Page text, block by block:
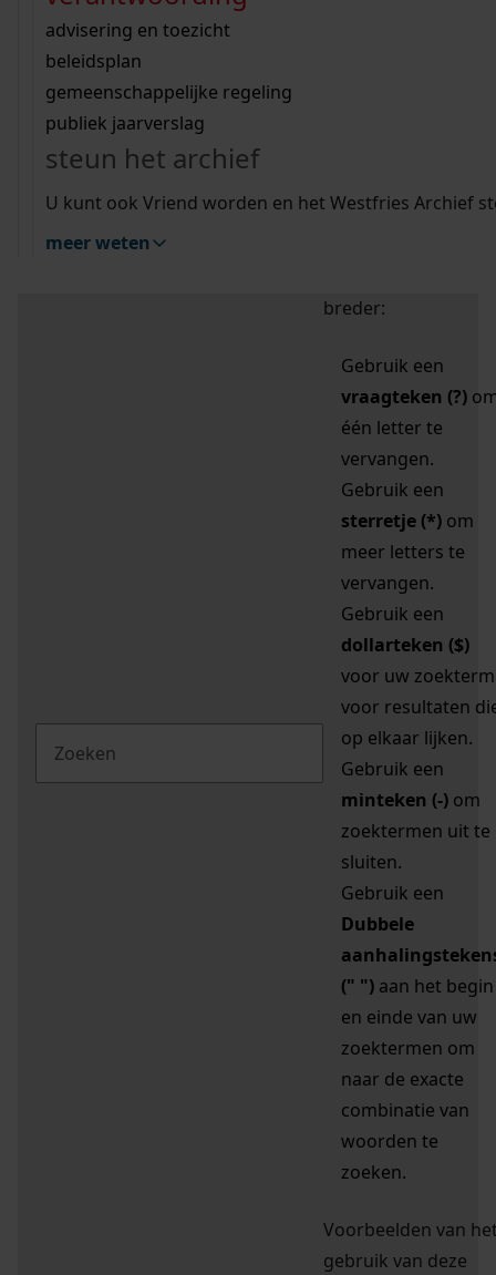
bouwvergunningen
omgevingsvergunningen
vergunningen
beeld en geluid
uitleg nodig?
Wij helpen u op weg met een aantal zoektips.
bekijk alle zoektips
Wij helpen u op weg met een aantal zoektips.
bekijk alle zoektips
bekijk ons geschiedenislokaal
advisering en toezicht
beleidsplan
gemeenschappelijke regeling
publiek jaarverslag
steun het archief
U kunt ook Vriend worden en het Westfries Archief
meer weten
zoektips
Mijn Studiezaal (inloggen)
uw zoekopdracht te
breder:
Gebruik een
vraagteken (?)
één letter te
vervangen.
Gebruik een
sterretje (*) om
meer letters te
vervangen.
Gebruik een
dollarteken ($)
voor uw zoekterm
voor resultaten
op elkaar lijken.
Gebruik een
minteken (-) om
zoektermen uit te
sluiten.
Gebruik een
Dubbele
(" ") aan het begin
en einde van uw
zoektermen om
naar de exacte
combinatie van
woorden te
zoeken.
Voorbeelden van
gebruik van deze